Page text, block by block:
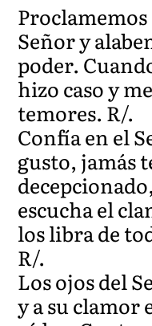
Señor y
poder.
hizo caso y
temores. R/.
Confía en el
gusto, jamás
escucha el
los libra de
R/.
Los ojos del
y a su clamor